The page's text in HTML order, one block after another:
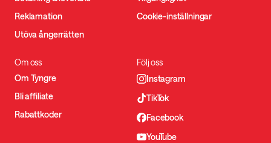
Reklamation
Utöva ångerrätten
Cookie-inställningar
Om oss
Om Tyngre
Bli affiliate
Rabattkoder
Följ oss
Instagram
TikTok
Facebook
YouTube